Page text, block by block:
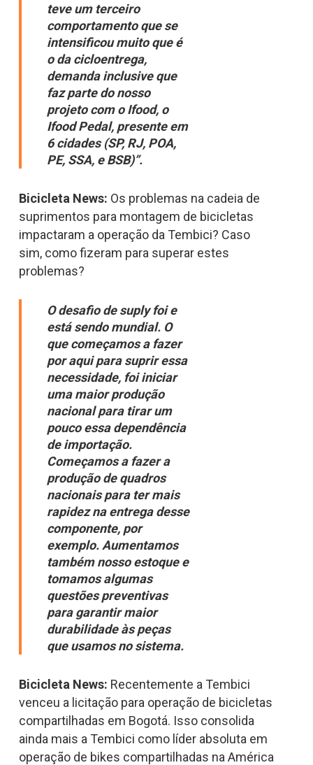
teve um terceiro
comportamento que se
intensificou muito que é
o da cicloentrega,
demanda inclusive que
faz parte do nosso
projeto com o Ifood, o
Ifood Pedal, presente em
6 cidades (SP, RJ, POA,
PE, SSA, e BSB)”.
Bicicleta News: Os problemas na cadeia de
suprimentos para montagem de bicicletas
impactaram a operação da Tembici? Caso
sim, como fizeram para superar estes
problemas?
O desafio de suply foi e
está sendo mundial. O
que começamos a fazer
por aqui para suprir essa
necessidade, foi iniciar
uma maior produção
nacional para tirar um
pouco essa dependência
de importação.
Começamos a fazer a
produção de quadros
nacionais para ter mais
rapidez na entrega desse
componente, por
exemplo. Aumentamos
também nosso estoque e
tomamos algumas
questões preventivas
para garantir maior
durabilidade às peças
que usamos no sistema.
Bicicleta News: Recentemente a Tembici
venceu a licitação para operação de bicicletas
compartilhadas em Bogotá. Isso consolida
ainda mais a Tembici como líder absoluta em
operação de bikes compartilhadas na América